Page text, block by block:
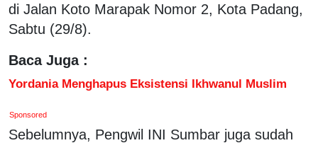
di Jalan Koto Marapak Nomor 2, Kota Padang,
Sabtu (29/8).
Baca Juga :
Yordania Menghapus Eksistensi Ikhwanul Muslim
Sponsored
Sebelumnya, Pengwil INI Sumbar juga sudah